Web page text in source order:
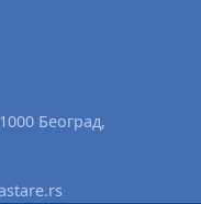
Београд,